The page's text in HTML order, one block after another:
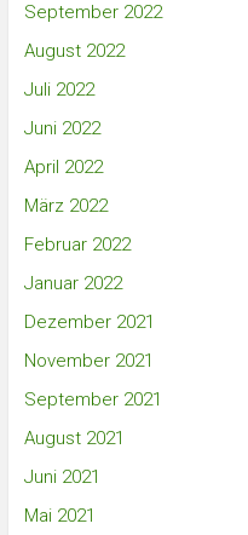
September 2022
August 2022
Juli 2022
Juni 2022
April 2022
März 2022
Februar 2022
Januar 2022
Dezember 2021
November 2021
September 2021
August 2021
Juni 2021
Mai 2021